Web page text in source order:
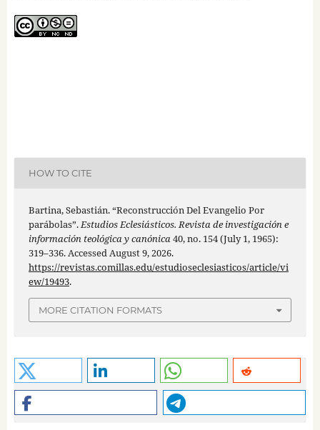
HOW TO CITE
Bartina, Sebastián. “Reconstrucción Del Evangelio Por
parábolas”.Estudios Eclesiásticos. Revista de investigación e
información teológica y canónica40, no. 154 (July 1, 1965):
319–336. Accessed August 9, 2026.
https://revistas.comillas.edu/estudioseclesiasticos/article/vi
ew/19493.
MORE CITATION FORMATS